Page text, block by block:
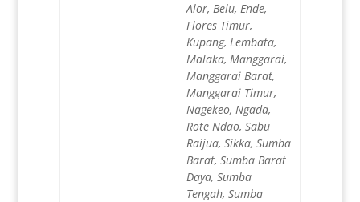
Alor, Belu, Ende,
Flores Timur,
Kupang, Lembata,
Malaka, Manggarai,
Manggarai Barat,
Manggarai Timur,
Nagekeo, Ngada,
Rote Ndao, Sabu
Raijua, Sikka, Sumba
Barat, Sumba Barat
Daya, Sumba
Tengah, Sumba